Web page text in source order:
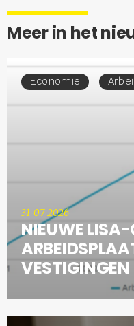
Meer in het
Economie
31-07-2026
NIEUWE LISA-
VESTIGINGEN